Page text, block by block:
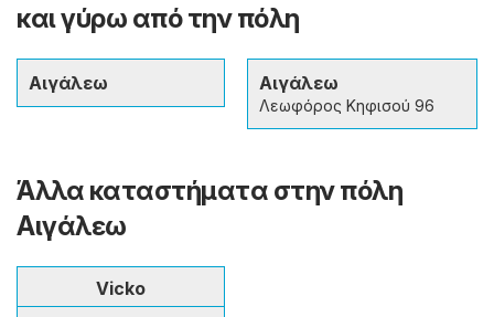
και γύρω από την πόλη
Αιγάλεω Αιγάλεω
Λεωφόρος Κηφισού 96
Άλλα καταστήματα στην πόλη
Αιγάλεω
Vicko